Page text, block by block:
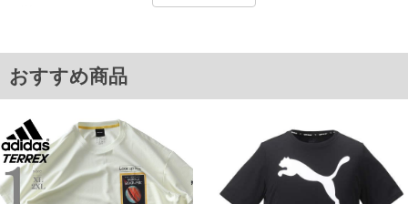
セントをプラスした一着です。
また、商品に表記されているサイズは適応サイズとなります。
プリント／リサイクルポリエステル使用／サスティナブル
■サイズ表
サイズ/バスト/総丈/裾周り/肩幅/袖丈
おすすめ商品